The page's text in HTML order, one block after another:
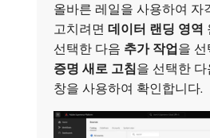
올바른 레일을 사용하여 자
고치려면 데이터 랜딩 영역
선택한 다음 추가 작업을 선
증명 새로 고침을 선택한
창을 사용하여 확인합니다.